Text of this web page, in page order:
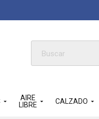
Búsqueda
AIRE
LIBRE
CALZADO